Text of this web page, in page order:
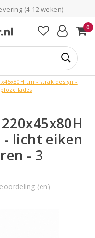
12 weken)
0
cm - strak design -
lades
- licht eiken
- 3
(en)